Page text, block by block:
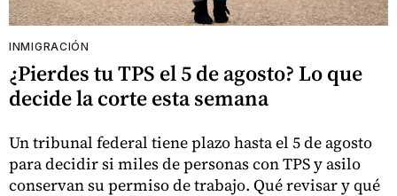
INMIGRACIÓN
¿Pierdes tu TPS el 5 de agosto? Lo que
decide la corte esta semana
Un tribunal federal tiene plazo hasta el 5 de agosto
para decidir si miles de personas con TPS y asilo
conservan su permiso de trabajo. Qué revisar y qué